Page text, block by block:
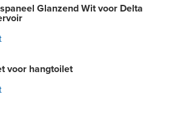
Glanzend Wit voor Delta
voor hangtoilet